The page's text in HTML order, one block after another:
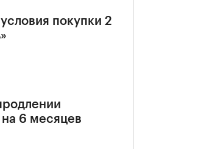
покупки 2
6 месяцев